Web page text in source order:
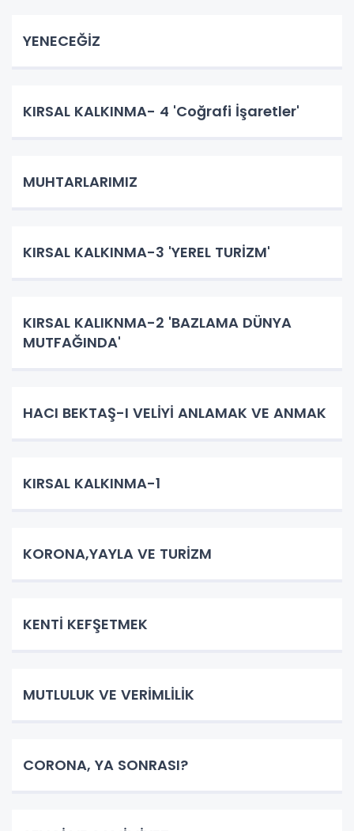
YENECEĞİZ
KIRSAL KALKINMA- 4 'Coğrafi İşaretler'
MUHTARLARIMIZ
KIRSAL KALKINMA-3 'YEREL TURİZM'
KIRSAL KALIKNMA-2 'BAZLAMA DÜNYA
MUTFAĞINDA'
HACI BEKTAŞ-I VELİYİ ANLAMAK VE ANMAK
KIRSAL KALKINMA-1
KORONA,YAYLA VE TURİZM
KENTİ KEFŞETMEK
MUTLULUK VE VERİMLİLİK
CORONA, YA SONRASI?